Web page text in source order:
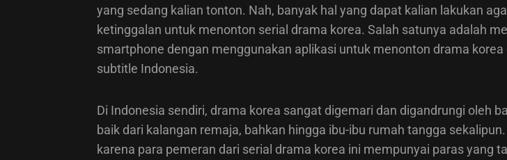
yang sedang kalian tonton. Nah, banyak hal yang dapat kalian lakukan
ketinggalan untuk menonton serial drama korea. Salah satunya adalah
smartphone dengan menggunakan aplikasi untuk menonton drama korea
subtitle Indonesia.
Di Indonesia sendiri, drama korea sangat digemari dan digandrungi oleh
baik dari kalangan remaja, bahkan hingga ibu-ibu rumah tangga
karena para pemeran dari serial drama korea ini mempunyai paras yang